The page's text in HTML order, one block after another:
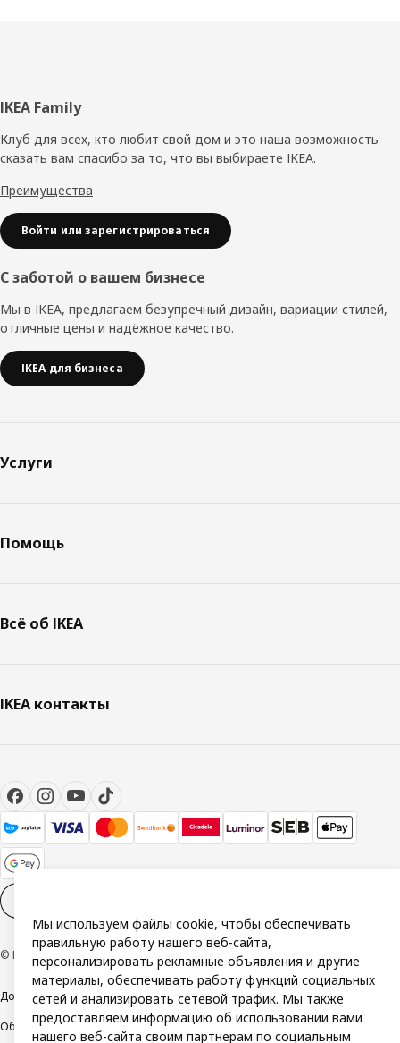
Нижний
колонтитул
IKEA Family
Клуб для всех, кто любит свой дом и это наша возможность
сказать вам спасибо за то, что вы выбираете IKEA.
Преимущества
Войти или зарегистрироваться
С заботой о вашем бизнесе
Мы в IKEA, предлагаем безупречный дизайн, вариации стилей,
отличные цены и надёжное качество.
IKEA для бизнеса
Услуги
Помощь
Всё об IKEA
IKEA контакты
© Inter IKEA Systems B.V. 1999-2026
Доступность Политика конфиденциальности и использования cookie
Общие условия Свяжитесь с нами
Мы используем файлы cookie, чтобы обеспечивать
правильную работу нашего веб-сайта,
персонализировать рекламные объявления и другие
материалы, обеспечивать работу функций социальных
сетей и анализировать сетевой трафик. Мы также
предоставляем информацию об использовании вами
нашего веб-сайта своим партнерам по социальным